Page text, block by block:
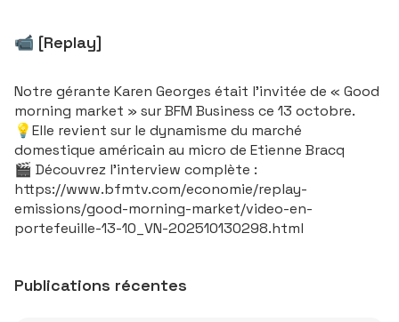
📹 [Replay]
Notre gérante Karen Georges était l’invitée de « Good
morning market » surBFM Business ce 13 octobre.
💡Elle revient sur le dynamisme du marché
domestique américain au micro de Etienne Bracq
🎬 Découvrez l'interview complète :
https://www.bfmtv.com/economie/replay-
emissions/good-morning-market/video-en-
portefeuille-13-10_VN-202510130298.html
Publications récentes